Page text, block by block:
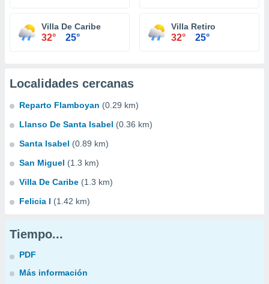
Villa De Caribe
32° 25°
Villa Retiro
32° 25°
Localidades cercanas
Reparto Flamboyan (0.29 km)
Llanso De Santa Isabel (0.36 km)
Santa Isabel (0.89 km)
San Miguel (1.3 km)
Villa De Caribe (1.3 km)
Felicia I (1.42 km)
Tiempo...
PDF
Más información